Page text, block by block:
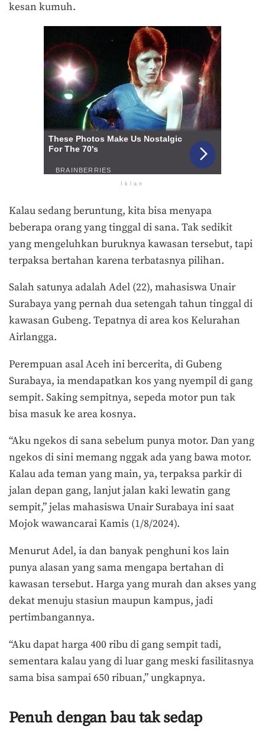
kesan kumuh.
Iklan
Kalau sedang beruntung, kita bisa menyapa
beberapa orang yang tinggal di sana. Tak sedikit
yang mengeluhkan buruknya kawasan tersebut, tapi
terpaksa bertahan karena terbatasnya pilihan.
Salah satunya adalah Adel (22), mahasiswa Unair
Surabaya yang pernah dua setengah tahun tinggal di
kawasan Gubeng. Tepatnya di area kos Kelurahan
Airlangga.
Perempuan asal Aceh ini bercerita, di Gubeng
Surabaya, ia mendapatkan kos yang nyempil di gang
sempit. Saking sempitnya, sepeda motor pun tak
bisa masuk ke area kosnya.
“Aku ngekos di sana sebelum punya motor. Dan yang
ngekos di sini memang nggak ada yang bawa motor.
Kalau ada teman yang main, ya, terpaksa parkir di
jalan depan gang, lanjut jalan kaki lewatin gang
sempit,” jelas mahasiswa Unair Surabaya ini saat
Mojok wawancarai Kamis (1/8/2024).
Menurut Adel, ia dan banyak penghuni kos lain
punya alasan yang sama mengapa bertahan di
kawasan tersebut. Harga yang murah dan akses yang
dekat menuju stasiun maupun kampus, jadi
pertimbangannya.
“Aku dapat harga 400 ribu di gang sempit tadi,
sementara kalau yang di luar gang meski fasilitasnya
sama bisa sampai 650 ribuan,” ungkapnya.
Penuh dengan bau tak sedap